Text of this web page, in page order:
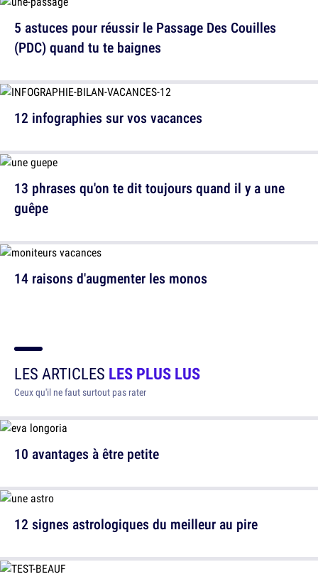
5 astuces pour réussir le Passage Des Couilles
(PDC) quand tu te baignes
13 phrases qu'on te dit toujours quand il y a une
guêpe
12 infographies sur vos vacances
14 raisons d'augmenter les monos
LES ARTICLES LES PLUS LUS
Ceux qu'il ne faut surtout pas rater
10 avantages à être petite
12 signes astrologiques du meilleur au pire